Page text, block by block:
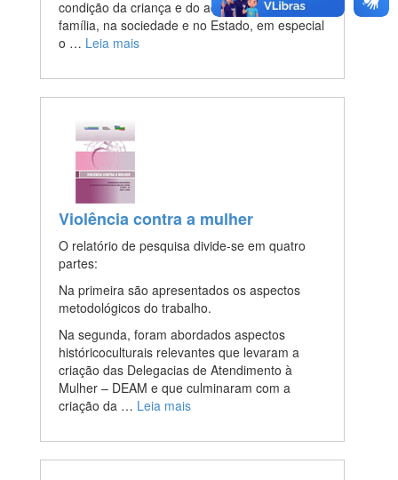
condição da criança e do adolescente na
família, na sociedade e no Estado, em especial
o … Leia mais
Violência contra a mulher
O relatório de pesquisa divide-se em quatro
partes:
Na primeira são apresentados os aspectos
metodológicos do trabalho.
Na segunda, foram abordados aspectos
históricoculturais relevantes que levaram a
criação das Delegacias de Atendimento à
Mulher – DEAM e que culminaram com a
criação da … Leia mais